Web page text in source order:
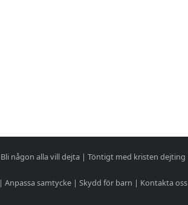
Bli någon alla vill dejta | Töntigt med kristen dejting
| Anpassa samtycke | Skydd för barn | Kontakta oss